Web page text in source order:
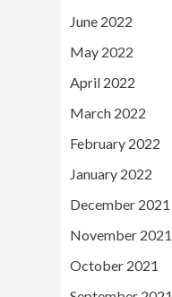
June 2022
May 2022
April 2022
March 2022
February 2022
January 2022
December 2021
November 2021
October 2021